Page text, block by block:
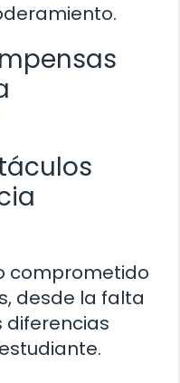
comprometido
desde la falta
diferencias